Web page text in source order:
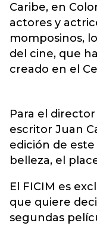
Caribe, en
actores y
momposinos,
del cine, que
creado en el
Para el
escritor Juan
edición de
belleza, el
El FICIM es
que quiere
segundas